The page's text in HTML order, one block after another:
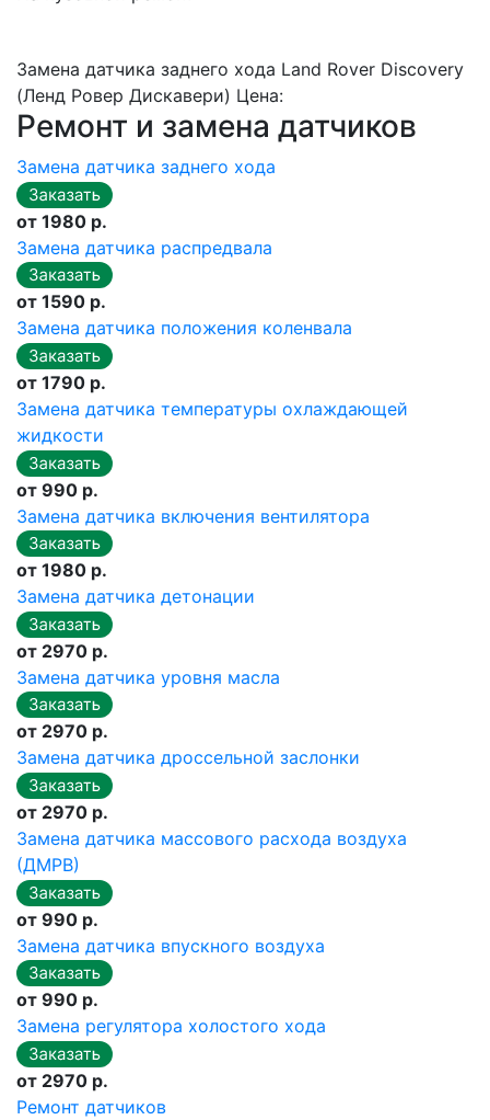
Замена датчика заднего хода Land Rover Discovery
(Ленд Ровер Дискавери) Цена:
Ремонт и замена датчиков
Замена датчика заднего хода
от 1980 р.
Замена датчика распредвала
от 1590 р.
Замена датчика положения коленвала
от 1790 р.
Замена датчика температуры охлаждающей
жидкости
от 990 р.
Замена датчика включения вентилятора
от 1980 р.
Замена датчика детонации
от 2970 р.
Замена датчика уровня масла
от 2970 р.
Замена датчика дроссельной заслонки
от 2970 р.
Замена датчика массового расхода воздуха
(ДМРВ)
от 990 р.
Замена датчика впускного воздуха
от 990 р.
Замена регулятора холостого хода
от 2970 р.
Ремонт датчиков